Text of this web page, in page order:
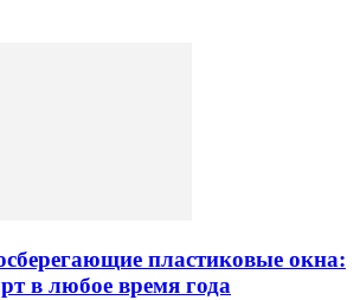
пластиковые окна:
в любое время года